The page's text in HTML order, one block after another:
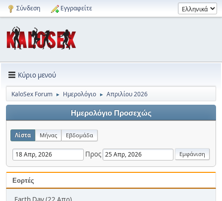
Σύνδεση Εγγραφείτε
Κύριο μενού
KaloSex Forum ► Ημερολόγιο ► Απριλίου 2026
Ημερολόγιο Προσεχώς
Λίστα Μήνας Εβδομάδα
Προς
Εορτές